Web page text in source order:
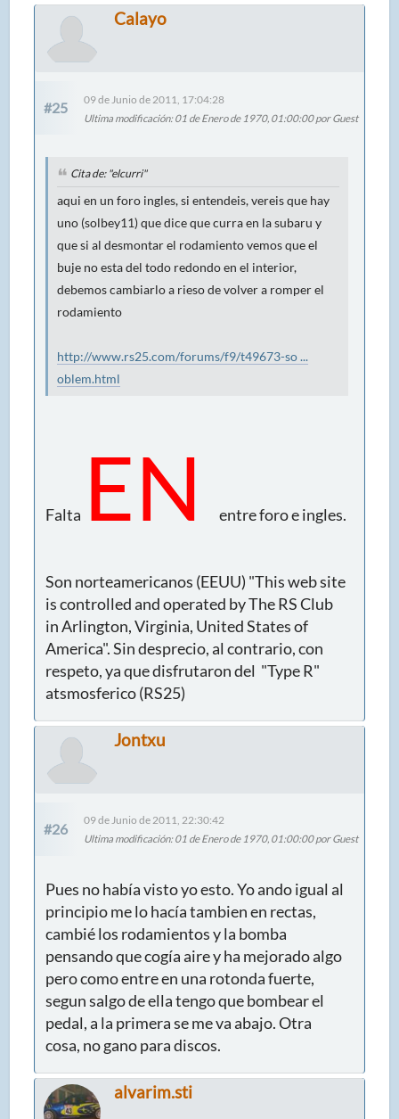
Calayo
#25
09 de Junio de 2011, 17:04:28
Ultima modificación: 01 de Enero de 1970, 01:00:00 por Guest
Cita de: "elcurri"
aqui en un foro ingles, si entendeis, vereis que hay
uno (solbey11) que dice que curra en la subaru y
que si al desmontar el rodamiento vemos que el
buje no esta del todo redondo en el interior,
debemos cambiarlo a rieso de volver a romper el
rodamiento
http://www.rs25.com/forums/f9/t49673-so ...
oblem.html
Falta EN entre foro e ingles.
Son norteamericanos (EEUU) "This web site
is controlled and operated by The RS Club
in Arlington, Virginia, United States of
America". Sin desprecio, al contrario, con
respeto, ya que disfrutaron del "Type R"
atsmosferico (RS25)
Jontxu
#26
09 de Junio de 2011, 22:30:42
Ultima modificación: 01 de Enero de 1970, 01:00:00 por Guest
Pues no había visto yo esto. Yo ando igual al
principio me lo hacía tambien en rectas,
cambié los rodamientos y la bomba
pensando que cogía aire y ha mejorado algo
pero como entre en una rotonda fuerte,
segun salgo de ella tengo que bombear el
pedal, a la primera se me va abajo. Otra
cosa, no gano para discos.
alvarim.sti